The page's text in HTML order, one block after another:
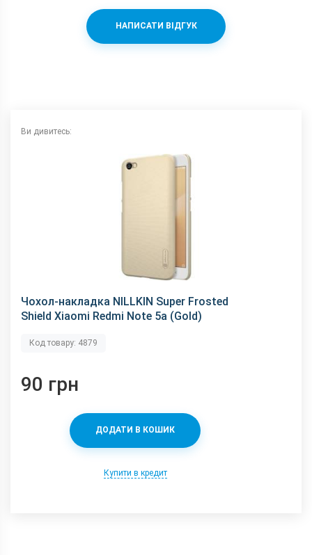
НАПИСАТИ ВІДГУК
Ви дивитесь:
Чохол-накладка NILLKIN Super Frosted
Shield Xiaomi Redmi Note 5a (Gold)
Код товару: 4879
90 грн
ДОДАТИ В КОШИК
Купити в кредит